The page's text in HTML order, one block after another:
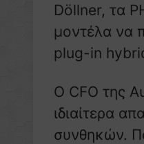
Döllner, τα
μοντέλα να
plug-in
Ο CFO της
ιδιαίτερα
συνθηκών.